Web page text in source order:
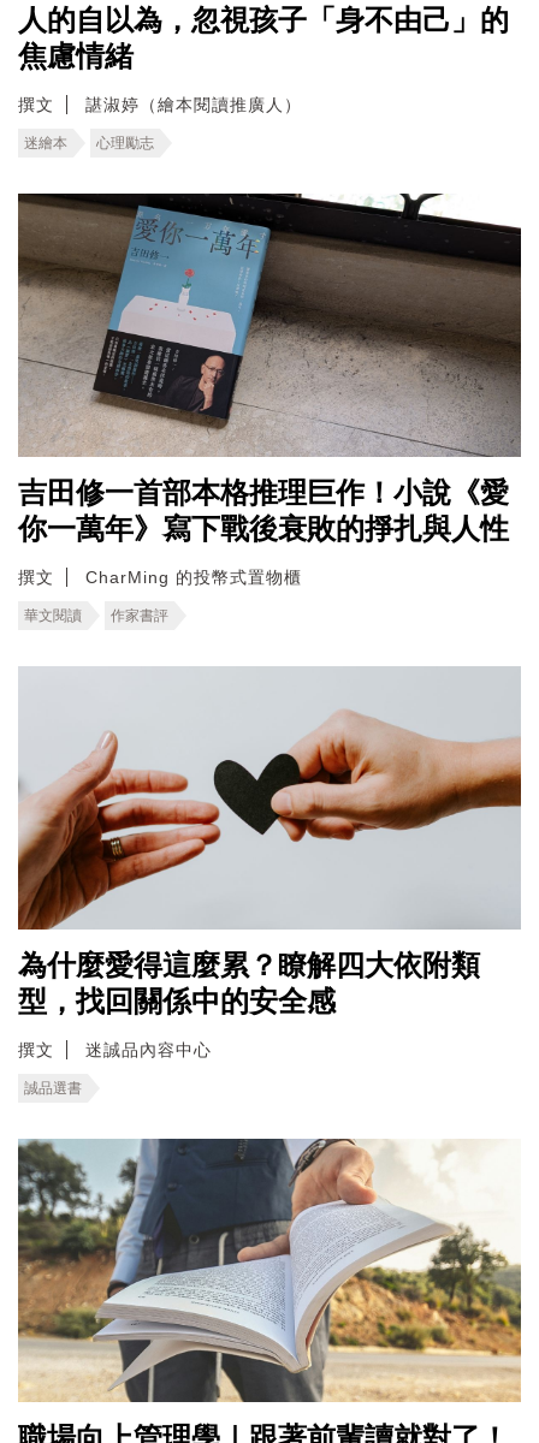
人的自以為，忽視孩子「身不由己」的
焦慮情緒
撰文 諶淑婷（繪本閱讀推廣人）
迷繪本 心理勵志
吉田修一首部本格推理巨作！小說《愛
你一萬年》寫下戰後衰敗的掙扎與人性
撰文 CharMing 的投幣式置物櫃
華文閱讀 作家書評
為什麼愛得這麼累？瞭解四大依附類
型，找回關係中的安全感
撰文 迷誠品內容中心
誠品選書